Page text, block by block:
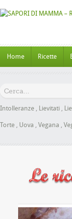
Home Ricette
Intolleranze , Lievitati ,
Torte , Uova , Vegana ,
senza